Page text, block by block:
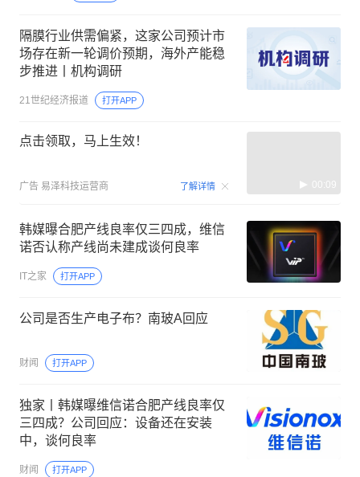
隔膜行业供需偏紧，这家公司预计市
场存在新一轮调价预期，海外产能稳
步推进丨机构调研
21世纪经济报道 打开APP
点击领取，马上生效！
广告 易泽科技运营商 了解详情 00:09
韩媒曝合肥产线良率仅三四成，维信
诺否认称产线尚未建成谈何良率
IT之家 打开APP
公司是否生产电子布？南玻A回应
财闻 打开APP
独家丨韩媒曝维信诺合肥产线良率仅
三四成？公司回应：设备还在安装
中，谈何良率
财闻 打开APP